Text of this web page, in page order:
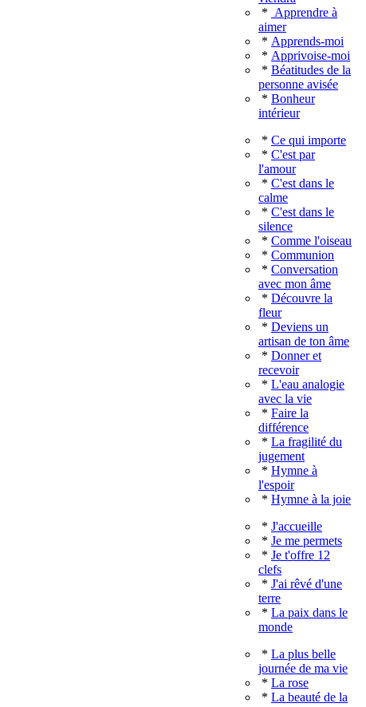
* Apprendre à
aimer
* Apprends-moi
* Apprivoise-moi
* Béatitudes de la
personne avisée
* Bonheur
intérieur
* Ce qui importe
* C'est par
l'amour
* C'est dans le
calme
* C'est dans le
silence
* Comme l'oiseau
* Communion
* Conversation
avec mon âme
* Découvre la
fleur
* Deviens un
artisan de ton âme
* Donner et
recevoir
* L'eau analogie
avec la vie
* Faire la
différence
* La fragilité du
jugement
* Hymne à
l'espoir
* Hymne à la joie
* J'accueille
* Je me permets
* Je t'offre 12
clefs
* J'ai rêvé d'une
terre
* La paix dans le
monde
* La plus belle
journée de ma vie
* La rose
* La beauté de la